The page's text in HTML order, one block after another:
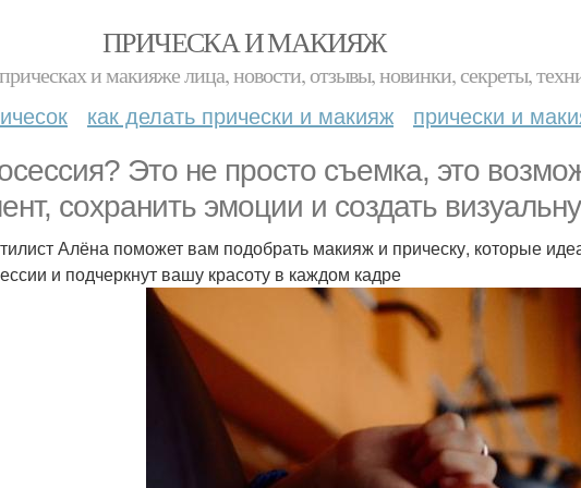
ПРИЧЕСКА И МАКИЯЖ
и макияже лица, новости, отзывы, новинки, секреты,
как делать прически и макияж прически и
Это не просто съемка, это
сохранить эмоции и создать
Алёна поможет вам подобрать макияж и прическу, которые
и подчеркнут вашу красоту в каждом кадре